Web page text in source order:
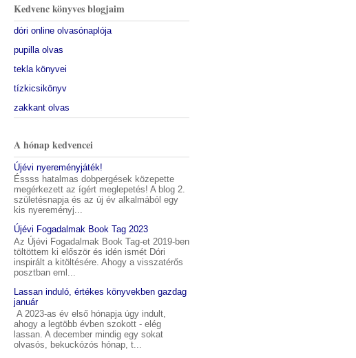
Kedvenc könyves blogjaim
dóri online olvasónaplója
pupilla olvas
tekla könyvei
tízkicsikönyv
zakkant olvas
A hónap kedvencei
Újévi nyereményjáték!
Éssss hatalmas dobpergések közepette
megérkezett az ígért meglepetés! A blog 2.
születésnapja és az új év alkalmából egy
kis nyereményj...
Újévi Fogadalmak Book Tag 2023
Az Újévi Fogadalmak Book Tag-et 2019-ben
töltöttem ki először és idén ismét Dóri
inspirált a kitöltésére. Ahogy a visszatérős
posztban eml...
Lassan induló, értékes könyvekben gazdag
január
A 2023-as év első hónapja úgy indult,
ahogy a legtöbb évben szokott - elég
lassan. A december mindig egy sokat
olvasós, bekuckózós hónap, t...